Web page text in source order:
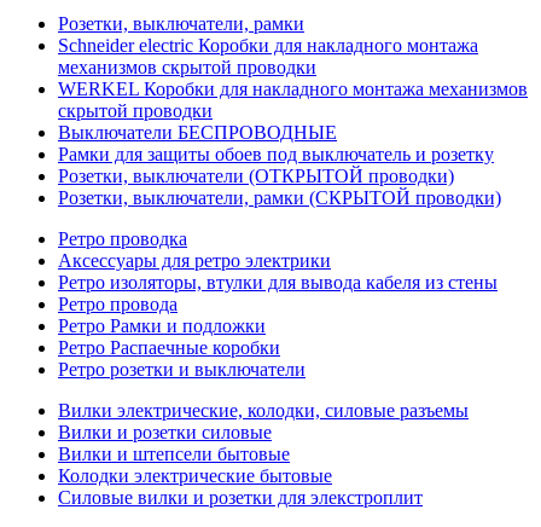
Розетки, выключатели, рамки
Schneider electric Коробки для накладного монтажа
механизмов скрытой проводки
WERKEL Коробки для накладного монтажа механизмов
скрытой проводки
Выключатели БЕСПРОВОДНЫЕ
Рамки для защиты обоев под выключатель и розетку
Розетки, выключатели (ОТКРЫТОЙ проводки)
Розетки, выключатели, рамки (СКРЫТОЙ проводки)
Ретро проводка
Аксессуары для ретро электрики
Ретро изоляторы, втулки для вывода кабеля из стены
Ретро провода
Ретро Рамки и подложки
Ретро Распаечные коробки
Ретро розетки и выключатели
Вилки электрические, колодки, силовые разъемы
Вилки и розетки силовые
Вилки и штепсели бытовые
Колодки электрические бытовые
Силовые вилки и розетки для элекстроплит